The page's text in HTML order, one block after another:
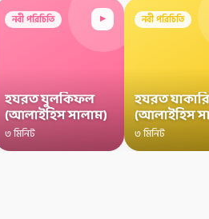
নবী পরিচিতি ▸
হযরত যুলকিফল
(আলাইহিস সালাম)
৩ মিনিট
নবী পরিচিতি
হযরত
(আলাইহিস
৩ মিনিট